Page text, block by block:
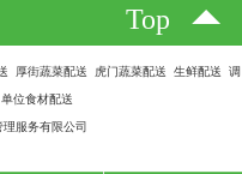
Top
厚街蔬菜配送 虎门蔬菜配送 生鲜配送 调
位食材配送
服务有限公司